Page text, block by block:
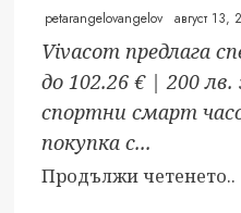
petarangelovangelov август 13,
Vivacom предлага
до 102.26 € | 200
спортни смарт
покупка с...
Продължи четенето..